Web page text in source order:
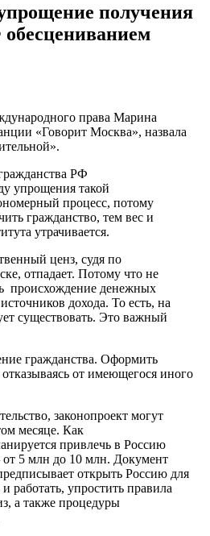
получения
права Марина
«Говорит Москва», назвала
РФ
упрощения такой
процесс, потому
гражданство, тем вес и
утрачивается.
ценз, судя по
отпадает. Потому что не
происхождение денежных
дохода. То есть, на
существовать. Это важный
гражданства. Оформить
от имеющегося иного
законопроект могут
месяце. Как
привлечь в Россию
5 млн до 10 млн. Документ
открыть Россию для
работать, упростить правила
а также процедуры